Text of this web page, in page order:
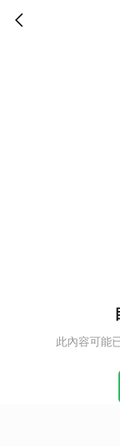
此內容可能